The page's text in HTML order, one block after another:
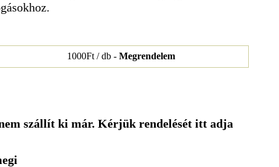
1000Ft / db - Megrendelem
szállít ki már. Kérjük rendelését itt adja